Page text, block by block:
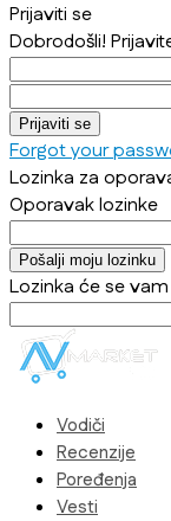
Prijaviti se
Dobrodošli!
Forgot your
Lozinka za
Oporavak lozinke
Lozinka će se
Vodiči
Recenzije
Poređenja
Vesti